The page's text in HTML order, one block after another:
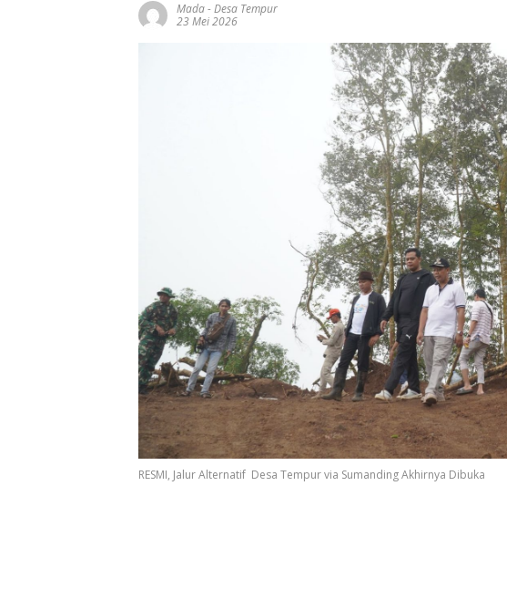
Mada-Desa Tempur
23 Mei 2026
RESMI, Jalur Alternatif Desa Tempur via Sumanding Akhirnya Dibuka